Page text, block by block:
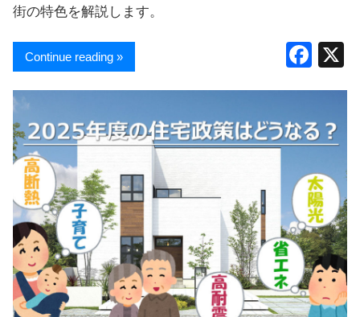
街の特色を解説します。
F
e
o
o
k
Continue reading »